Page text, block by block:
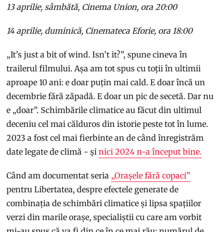
13 aprilie, sâmbătă, Cinema Union, ora 20:00
14 aprilie, duminică, Cinemateca Eforie, ora 18:00
„It’s just a bit of wind. Isn’t it?”, spune cineva în
trailerul filmului. Așa am tot spus cu toții în ultimii
aproape 10 ani: e doar puțin mai cald. E doar încă un
decembrie fără zăpadă. E doar un pic de secetă. Dar nu
e „doar”. Schimbările climatice au făcut din ultimul
deceniu cel mai călduros din istorie peste tot în lume.
2023 a fost cel mai fierbinte an de când înregistrăm
date legate de climă - șinici 2024 n-a început bine.
Când am documentat seria „Orașele fără copaci”
pentru Libertatea, despre efectele generate de
combinația de schimbări climatice și lipsa spațiilor
verzi din marile orașe, specialiștii cu care am vorbit